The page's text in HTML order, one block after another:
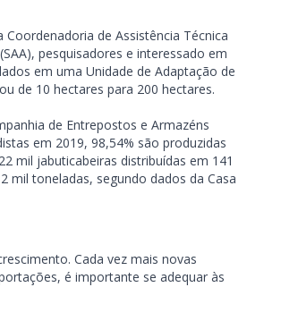
de Assistência Técnica
pesquisadores e interessado em
em uma Unidade de Adaptação de
de 10 hectares para 200 hectares.
de Entrepostos e Armazéns
em 2019, 98,54% são produzidas
mil jabuticabeiras distribuídas em 141
mil toneladas, segundo dados da Casa
Cada vez mais novas
é importante se adequar às